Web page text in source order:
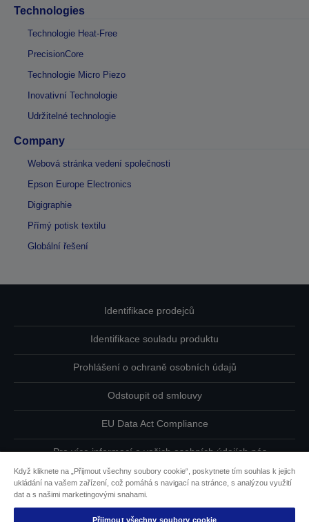
Technologies
Technologie Heat-Free
PrecisionCore
Technologie Micro Piezo
Inovativní Technologie
Udržitelné technologie
Company
Webová stránka vedení společnosti
Epson Europe Electronics
Digigraphie
Přímý potisk textilu
Globální řešení
Identifikace prodejců
Identifikace souladu produktu
Prohlášení o ochraně osobních údajů
Odstoupit od smlouvy
EU Data Act Compliance
Pro více informací o vašich osobních údajích nás
Informace o souborech cookie
Když kliknete na „Přijmout všechny soubory cookie“, poskytnete tím souhlas k jejich
ukládání na vašem zařízení, což pomáhá s navigací na stránce, s analýzou využití
dat a s našimi marketingovými snahami.
Přijmout všechny soubory cookie